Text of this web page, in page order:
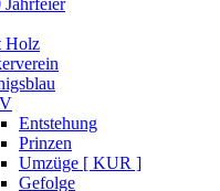
Jahrfeier
Holz
Entstehung
Prinzen
Umzüge [ KUR ]
Gefolge